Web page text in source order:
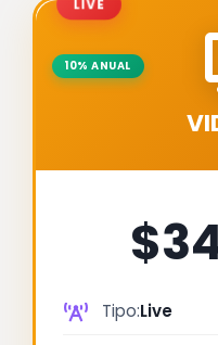
LIVE
10% ANUAL
Tipo:Live